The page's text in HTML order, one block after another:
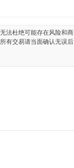
法杜绝可能存在风险和商
有交易请当面确认无误后